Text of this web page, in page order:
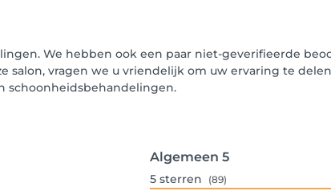
We hebben ook een paar niet-geverifieerde
salon, vragen we u vriendelijk om uw ervaring te
schoonheidsbehandelingen.
Algemeen 5
5 sterren (89)